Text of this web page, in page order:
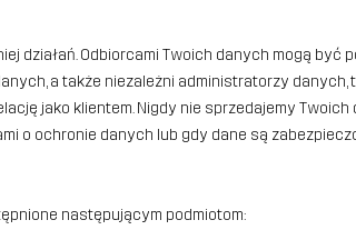
działań. Odbiorcami Twoich danych mogą
a także niezależni administratorzy
jako klientem. Nigdy nie sprzedajemy Twoich
o ochronie danych lub gdy dane są
następującym podmiotom: